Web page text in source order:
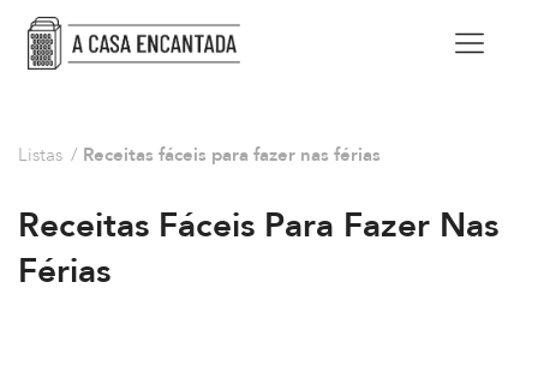
Listas / Receitas fáceis para fazer nas férias
Receitas Fáceis Para Fazer Nas
Férias